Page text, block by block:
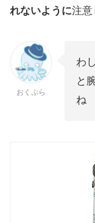
れないように注意
おくぷら
わ
と
ね